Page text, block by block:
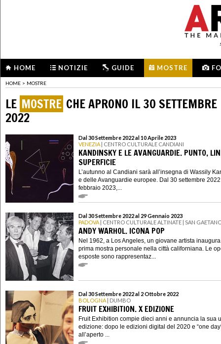
HOME NOTIZIE GUIDE MOSTRE
HOME > MOSTRE
LE MOSTRE CHE APRONO IL 30 SETTEMBRE
2022
Dal 30 Settembre 2022 al 10 Aprile 2023
VENEZIA | CENTRO CULTURALE CANDIANI
KANDINSKY E LE AVANGUARDIE. PUNTO,
SUPERFICIE
L’autunno al Candiani sarà all’insegna di Wassily
e delle Avanguardie europee. Dal 30 settembre
febbraio 2023,...
Dal 30 Settembre 2022 al 29 Gennaio 2023
PADOVA | CENTRO CULTURALE ALTINATE | SAN
ANDY WARHOL. ICONA POP
Nel 1962, a Los Angeles, un giovane artista
prima mostra personale nella città californiana. Le
esposte sono rappresentaz...
Dal 30 Settembre 2022 al 2 Ottobre 2022
BOLOGNA | DUMBO
FRUIT EXHIBITION. X EDIZIONE
Fruit Exhibition compie dieci anni e annuncia la sua
edizione: dopo le edizioni digital del 2020 e “one
all’aperto ...